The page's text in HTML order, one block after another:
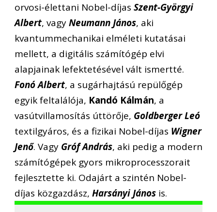
orvosi-élettani Nobel-díjas Szent-Györgyi
Albert, vagyNeumann János, aki
kvantummechanikai elméleti kutatásai
mellett, a digitális számítógép elvi
alapjainak lefektetésével vált ismertté.
Fonó Albert, a sugárhajtású repülőgép
egyik feltalálója, Kandó Kálmán, a
vasútvillamosítás úttörője, Goldberger Leó
textilgyáros, és a fizikai Nobel-díjas Wigner
Jenő. Vagy Gróf András, aki pedig a modern
számítógépek gyors mikroprocesszorait
fejlesztette ki. Odajárt a szintén Nobel-
díjas közgazdász, Harsányi János is.